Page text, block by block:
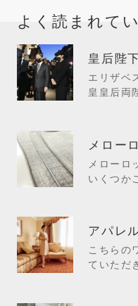
よく読まれて
皇后陛
エリザベ
皇皇后両
メロー
メローロ
いくつか
アパレ
こちらの
ていただ